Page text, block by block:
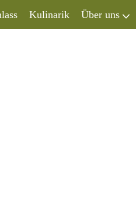
Kulinarik Über uns